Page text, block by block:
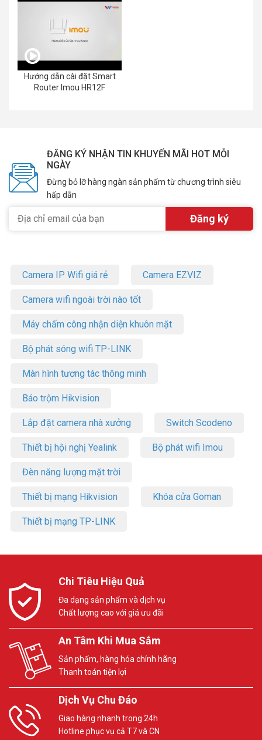
Hướng dẫn cài đặt Smart
Router Imou HR12F
ĐĂNG KÝ NHẬN TIN KHUYẾN MÃI HOT MỖI
NGÀY
Đừng bỏ lỡ hàng ngàn sản phẩm từ chương trình siêu
hấp dẫn
Camera IP Wifi giá rẻ Camera EZVIZ
Camera wifi ngoài trời nào tốt
Máy chấm công nhận diện khuôn mặt
Bộ phát sóng wifi TP-LINK
Màn hình tương tác thông minh
Báo trộm Hikvision
Lắp đặt camera nhà xưởng Switch Scodeno
Thiết bị hội nghị Yealink Bộ phát wifi Imou
Đèn năng lượng mặt trời
Thiết bị mạng Hikvision Khóa cửa Goman
Thiết bị mạng TP-LINK
Chi Tiêu Hiệu Quả
Đa dạng sản phẩm và dịch vụ
Chất lượng cao với giá ưu đãi
An Tâm Khi Mua Sắm
Sản phẩm, hàng hóa chính hãng
Thanh toán tiện lợi
Dịch Vụ Chu Đáo
Giao hàng nhanh trong 24h
Hotline phục vụ cả T7 và CN